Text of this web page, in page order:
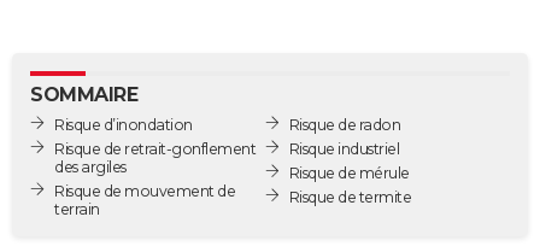
GUIDES D'ACHAT
BONS PLANS
CARTE DE VOEUX
Carte de Noël
Carte Bonne année
Carte Saint-Valentin
Carte Pâques
Carte d'anniversaire
SOMMAIRE
Risque d’inondation
Risque de retrait-gonflement
des argiles
Risque de mouvement de
terrain
Risque de radon
Risque industriel
Risque de mérule
Risque de termite